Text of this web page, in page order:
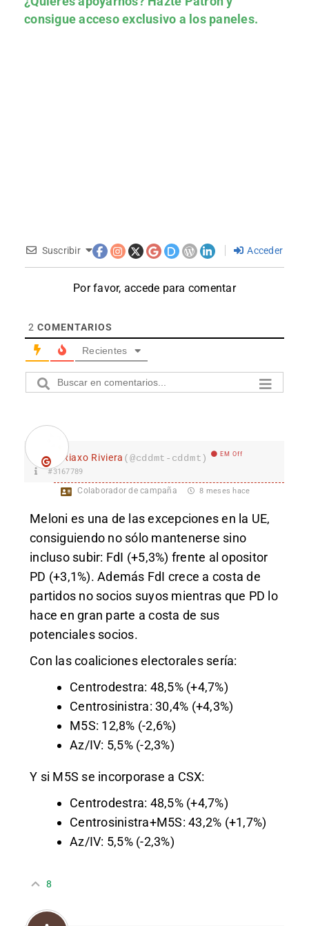
consigue acceso exclusivo a los paneles.
Suscribir Acceder
Por favor, accede para comentar
2 COMENTARIOS
Recientes
Riaxo Riviera (@cddmt-cddmt) EM Off
#3167789
Colaborador de campaña 8 meses hace
Meloni es una de las excepciones en la UE,
consiguiendo no sólo mantenerse sino
incluso subir: FdI (+5,3%) frente al opositor
PD (+3,1%). Además FdI crece a costa de
partidos no socios suyos mientras que PD lo
hace en gran parte a costa de sus
potenciales socios.
Con las coaliciones electorales sería:
Centrodestra: 48,5% (+4,7%)
Centrosinistra: 30,4% (+4,3%)
M5S: 12,8% (-2,6%)
Az/IV: 5,5% (-2,3%)
Y si M5S se incorporase a CSX:
Centrodestra: 48,5% (+4,7%)
Centrosinistra+M5S: 43,2% (+1,7%)
Az/IV: 5,5% (-2,3%)
8